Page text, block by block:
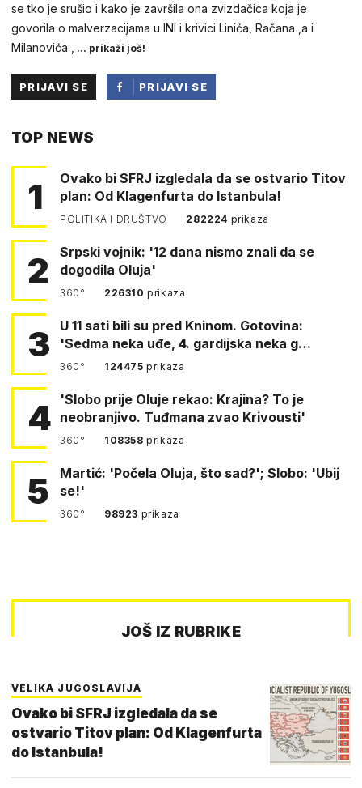
se tko je srušio i kako je završila ona zvizdačica koja je
govorila o malverzacijama u INI i krivici Linića, Račana ,a i
Milanovića ,
... prikaži još!
PRIJAVI SE
PRIJAVI SE
TOP NEWS
1
Ovako bi SFRJ izgledala da se ostvario Titov
plan: Od Klagenfurta do Istanbula!
POLITIKA I DRUŠTVO 282224 prikaza
2
Srpski vojnik: '12 dana nismo znali da se
dogodila Oluja'
360° 226310prikaza
3
U 11 sati bili su pred Kninom. Gotovina:
'Sedma neka uđe, 4. gardijska neka g…
360° 124475prikaza
4
'Slobo prije Oluje rekao: Krajina? To je
neobranjivo. Tuđmana zvao Krivousti'
360° 108358prikaza
5
Martić: 'Počela Oluja, što sad?'; Slobo: 'Ubij
se!'
360° 98923 prikaza
JOŠ IZ RUBRIKE
VELIKA JUGOSLAVIJA
Ovako bi SFRJ izgledala da se
ostvario Titov plan: Od Klagenfurta
do Istanbula!